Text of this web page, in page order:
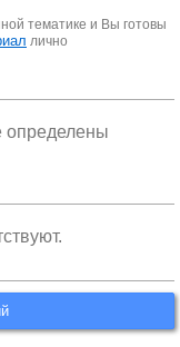
тематике и Вы готовы
лично
определены